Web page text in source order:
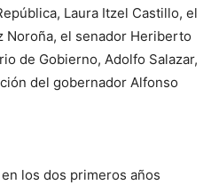
Laura Itzel Castillo, el
Noroña, el senador Heriberto
de Gobierno, Adolfo Salazar,
del gobernador Alfonso
los dos primeros años